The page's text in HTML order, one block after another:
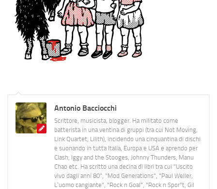
Antonio Bacciocchi
Scrittore, musicista, blogger. Ha militato come
batterista in una ventina di gruppi (tra cui Not Moving,
Link Quartet, Lilith), incidendo una cinquantina di dischi
e suonando in tutta Italia, Europa e USA e aprendo per
Clash, Iggy and the Stooges, Johnny Thunders, Manu
Chao etc. Ha scritto una decina di libri tra cui "Uscito
vivo dagli anni 80", "Mod Generations", "Paul Weller,
L’uomo cangiante", "Rock n Goal", "Rock n Spor"t, Gil